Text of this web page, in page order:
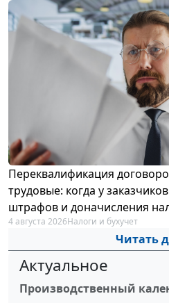
Переквалификация
трудовые: когда у
штрафов и доначисления
4 августа 2026Налоги и бухучет
Читать
Актуальное
Производственный